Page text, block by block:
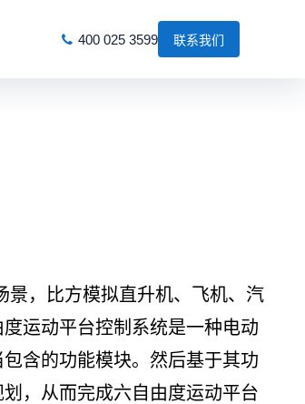
400 025 3599 联系我们
，比方模拟直升机、飞机、汽
运动平台控制系统是一种电动
含的功能模块。然后基于其功
，从而完成六自由度运动平台